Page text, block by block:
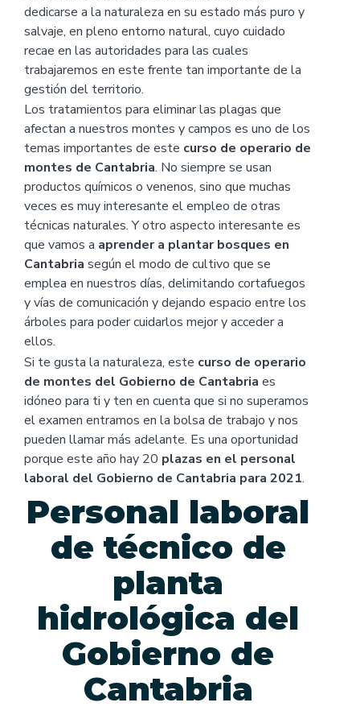
dedicarse a la naturaleza en su estado más puro y
salvaje, en pleno entorno natural, cuyo cuidado
recae en las autoridades para las cuales
trabajaremos en este frente tan importante de la
gestión del territorio.
Los tratamientos para eliminar las plagas que
afectan a nuestros montes y campos es uno de los
temas importantes de este curso de operario de
montes de Cantabria. No siempre se usan
productos químicos o venenos, sino que muchas
veces es muy interesante el empleo de otras
técnicas naturales. Y otro aspecto interesante es
que vamos a aprender a plantar bosques en
Cantabria según el modo de cultivo que se
emplea en nuestros días, delimitando cortafuegos
y vías de comunicación y dejando espacio entre los
árboles para poder cuidarlos mejor y acceder a
ellos.
Si te gusta la naturaleza, este curso de operario
de montes del Gobierno de Cantabria es
idóneo para ti y ten en cuenta que si no superamos
el examen entramos en la bolsa de trabajo y nos
pueden llamar más adelante. Es una oportunidad
porque este año hay 20 plazas en el personal
laboral del Gobierno de Cantabria para 2021.
Personal laboral
de técnico de
planta
hidrológica del
Gobierno de
Cantabria